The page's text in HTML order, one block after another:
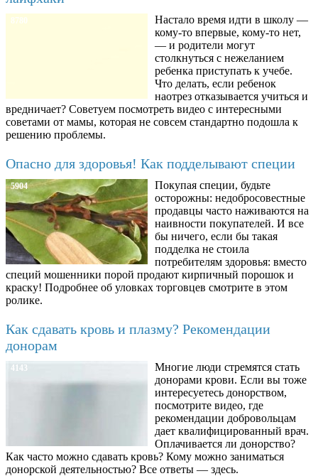
8780
Настало время идти в школу —
кому-то впервые, кому-то нет,
— и родители могут
столкнуться с нежеланием
ребенка приступать к учебе.
Что делать, если ребенок
наотрез отказывается учиться и
вредничает? Советуем посмотреть видео с интересными
советами от мамы, которая не совсем стандартно подошла к
решению проблемы.
Опасно для здоровья! Как подделывают специи
5904
Покупая специи, будьте
осторожны: недобросовестные
продавцы часто наживаются на
наивности покупателей. И все
бы ничего, если бы такая
подделка не стоила
потребителям здоровья: вместо
специй мошенники порой продают кирпичный порошок и
краску! Подробнее об уловках торговцев смотрите в этом
ролике.
Как сдавать кровь и плазму? Рекомендации
донорам
4143
Многие люди стремятся стать
донорами крови. Если вы тоже
интересуетесь донорством,
посмотрите видео, где
рекомендации добровольцам
дает квалифицированный врач.
Оплачивается ли донорство?
Как часто можно сдавать кровь? Кому можно заниматься
донорской деятельностью? Все ответы — здесь.